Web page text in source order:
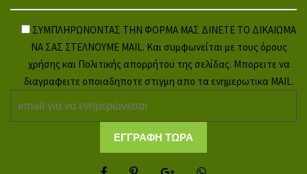
ΣΥΜΠΛΗΡΩΝΟΝΤΑΣ ΤΗΝ ΦΟΡΜΑ ΜΑΣ ΔΙΝΕΤΕ ΤΟ ΔΙΚΑΙΩΜΑ
ΝΑ ΣΑΣ ΣΤΕΛΝΟΥΜΕ MAIL. Και συμφωνείται με τους όρους
χρήσης και Πολιτικής απορρήτου της σελίδας. Μπορειτε να
διαγραφειτε οποιαδηποτε στιγμη απο τα ενημερωτικα MAIL.